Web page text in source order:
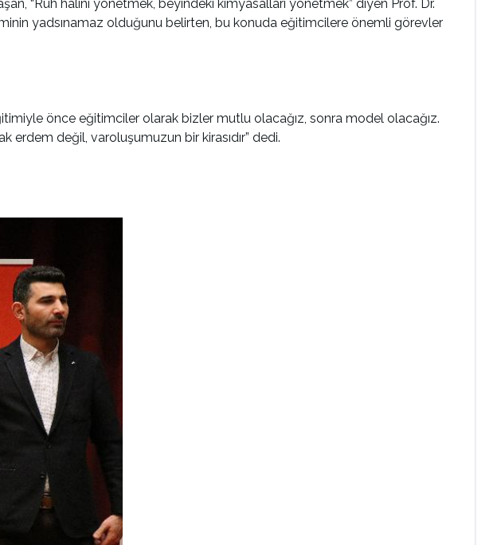
“Ruh halini yönetmek, beyindeki kimyasalları yönetmek” diyen Prof. Dr.
yadsınamaz olduğunu belirten, bu konuda eğitimcilere önemli görevler
önce eğitimciler olarak bizler mutlu olacağız, sonra model olacağız.
erdem değil, varoluşumuzun bir kirasıdır” dedi.